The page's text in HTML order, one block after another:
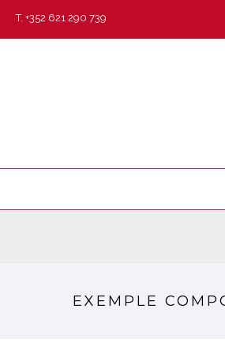
T. +352 621 290 739
EXEMPLE